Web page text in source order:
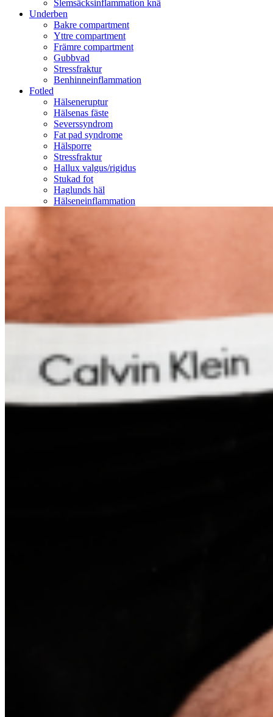
Slemsäcksinflammation knä
Underben
Bakre compartment
Yttre compartment
Främre compartment
Gubbvad
Stressfraktur
Benhinneinflammation
Fotled
Hälseneruptur
Hälsenas fäste
Severssyndrom
Fat pad syndrome
Hälsporre
Stressfraktur
Hallux valgus/rigidus
Stukad fot
Haglunds häl
Hälseneinflammation